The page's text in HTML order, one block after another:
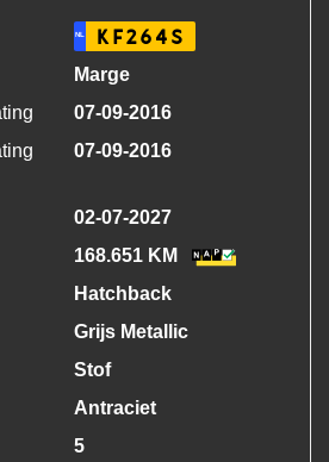
NL KF264S
Marge
07-09-2016
07-09-2016
02-07-2027
168.651 KM
Hatchback
Grijs Metallic
Stof
Antraciet
5